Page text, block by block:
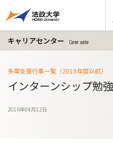
キャリアセンター Career center
多摩支援行事一覧（2019年度以前）
インターンシップ勉
2016年04月12日